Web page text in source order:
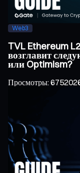
Web3
TVL Ethereum
возглавит
или Optimism?
Просмотры:675